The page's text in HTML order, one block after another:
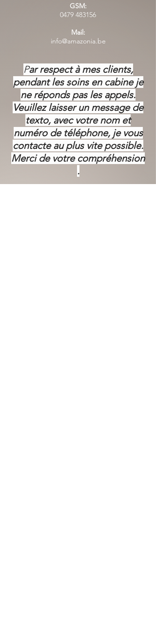
GSM:
0479 483156
Mail:
info@amazonia.be
Par respect à mes clients,
pendant les soins en cabine je
ne réponds pas les appels.
Veuillez laisser un message de
texto, avec votre nom et
numéro de téléphone, je vous
contacte au plus vite possible.
Merci de votre compréhension
.